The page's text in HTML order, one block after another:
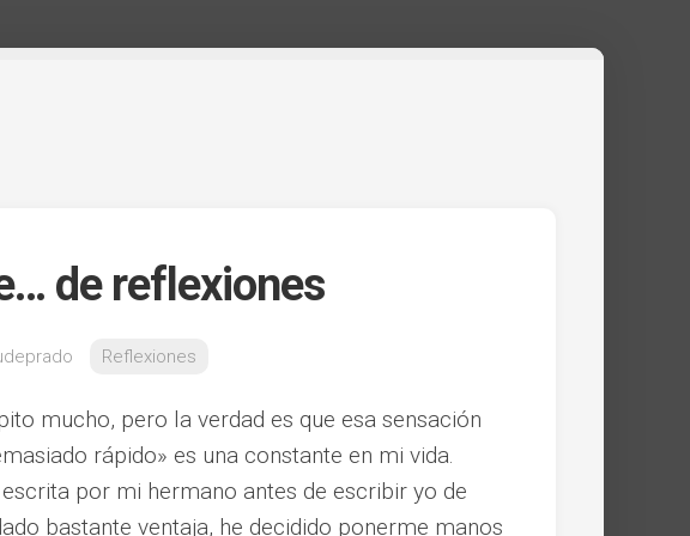
de reflexiones
Reflexiones
mucho, pero la verdad es que esa sensación
rápido» es una constante en mi vida.
por mi hermano antes de escribir yo de
bastante ventaja, he decidido ponerme manos